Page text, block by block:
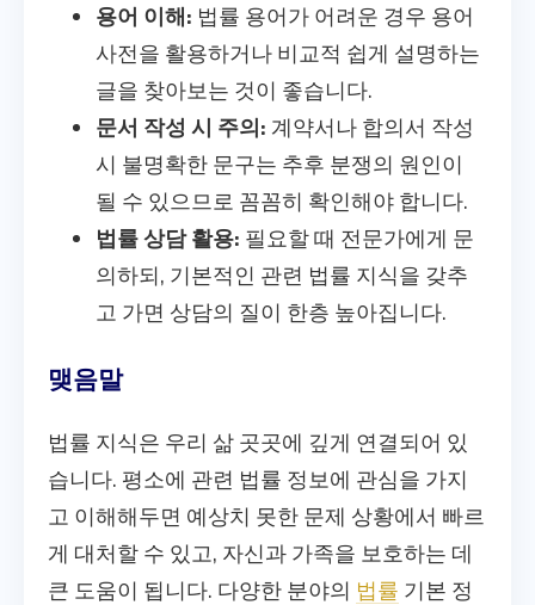
용어 이해: 법률 용어가 어려운 경우 용어
사전을 활용하거나 비교적 쉽게 설명하는
글을 찾아보는 것이 좋습니다.
문서 작성 시 주의: 계약서나 합의서 작성
시 불명확한 문구는 추후 분쟁의 원인이
될 수 있으므로 꼼꼼히 확인해야 합니다.
법률 상담 활용: 필요할 때 전문가에게 문
의하되, 기본적인 관련 법률 지식을 갖추
고 가면 상담의 질이 한층 높아집니다.
맺음말
법률 지식은 우리 삶 곳곳에 깊게 연결되어 있
습니다. 평소에 관련 법률 정보에 관심을 가지
고 이해해두면 예상치 못한 문제 상황에서 빠르
게 대처할 수 있고, 자신과 가족을 보호하는 데
큰 도움이 됩니다. 다양한 분야의 법률 기본 정